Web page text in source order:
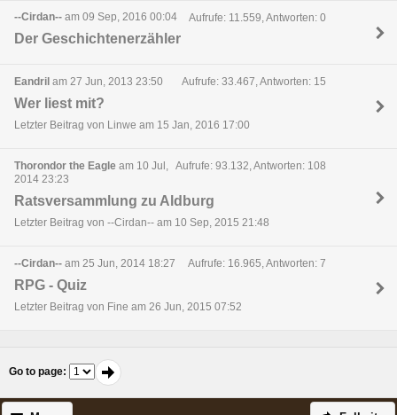
--Cirdan-- am 09 Sep, 2016 00:04 Aufrufe: 11.559, Antworten: 0
Der Geschichtenerzähler
Eandril am 27 Jun, 2013 23:50 Aufrufe: 33.467, Antworten: 15
Wer liest mit?
Letzter Beitrag von Linwe am 15 Jan, 2016 17:00
Thorondor the Eagle am 10 Jul,
2014 23:23
Aufrufe: 93.132, Antworten: 108
Ratsversammlung zu Aldburg
Letzter Beitrag von --Cirdan-- am 10 Sep, 2015 21:48
--Cirdan-- am 25 Jun, 2014 18:27 Aufrufe: 16.965, Antworten: 7
RPG - Quiz
Letzter Beitrag von Fine am 26 Jun, 2015 07:52
Go to page: